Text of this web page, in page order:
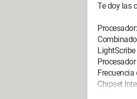
Te doy las
LightScribe
Frecuencia
Chipset